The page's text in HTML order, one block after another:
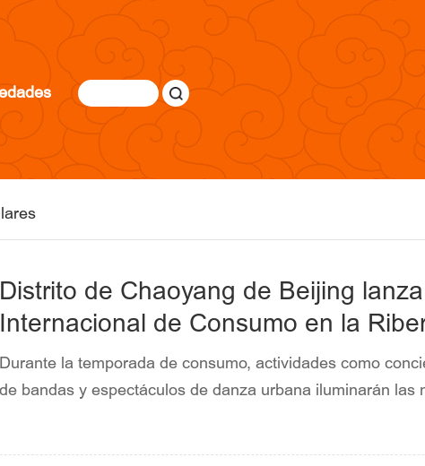
Distrito de Chaoyang de Beijing
Internacional de Consumo en la
Durante la temporada de consumo, actividades como
de bandas y espectáculos de danza urbana iluminarán las